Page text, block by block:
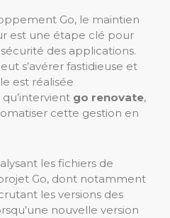
Go, le maintien
est une étape clé pour
des applications.
s’avérer fastidieuse et
est réalisée
go renovate,
cette gestion en
les fichiers de
Go, dont notamment
les versions des
nouvelle version